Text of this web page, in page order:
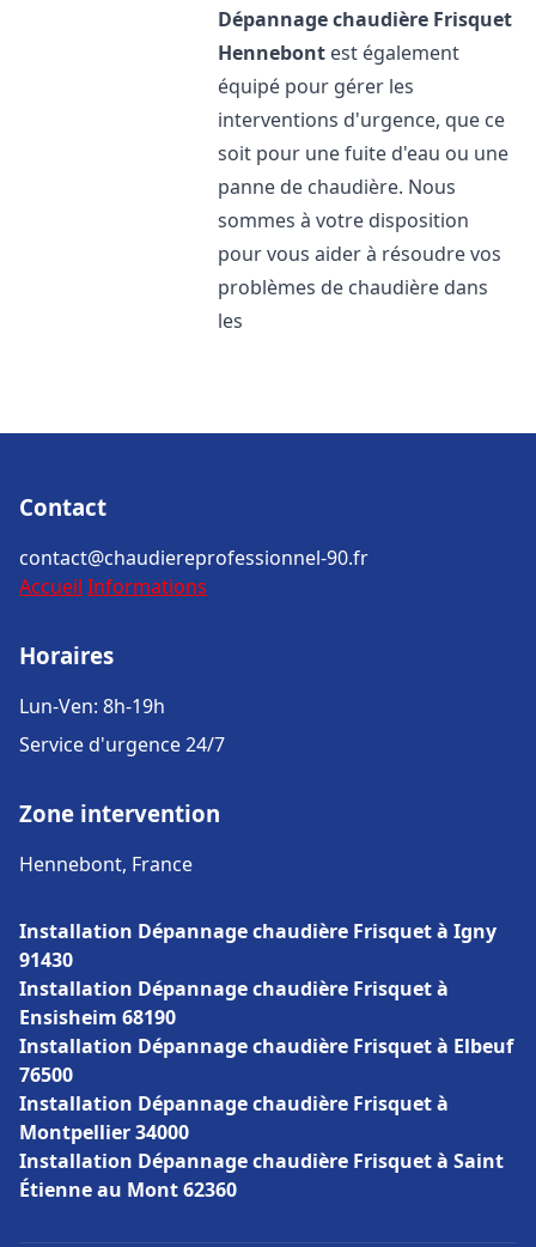
Dépannage chaudière Frisquet
Hennebont est également
équipé pour gérer les
interventions d'urgence, que ce
soit pour une fuite d'eau ou une
panne de chaudière. Nous
sommes à votre disposition
pour vous aider à résoudre vos
problèmes de chaudière dans
les
Contact
contact@chaudiereprofessionnel-90.fr
Accueil Informations
Horaires
Lun-Ven: 8h-19h
Service d'urgence 24/7
Zone intervention
Hennebont, France
Installation Dépannage chaudière Frisquet à Igny
91430
Installation Dépannage chaudière Frisquet à
Ensisheim 68190
Installation Dépannage chaudière Frisquet à Elbeuf
76500
Installation Dépannage chaudière Frisquet à
Montpellier 34000
Installation Dépannage chaudière Frisquet à Saint
Étienne au Mont 62360